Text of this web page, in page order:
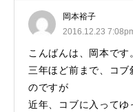
岡本裕子
2016.12.23
こんばんは、岡本です
三年ほど前まで、コ
のですが
近年、コブに入って